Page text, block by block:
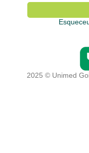
2025 © Unimed